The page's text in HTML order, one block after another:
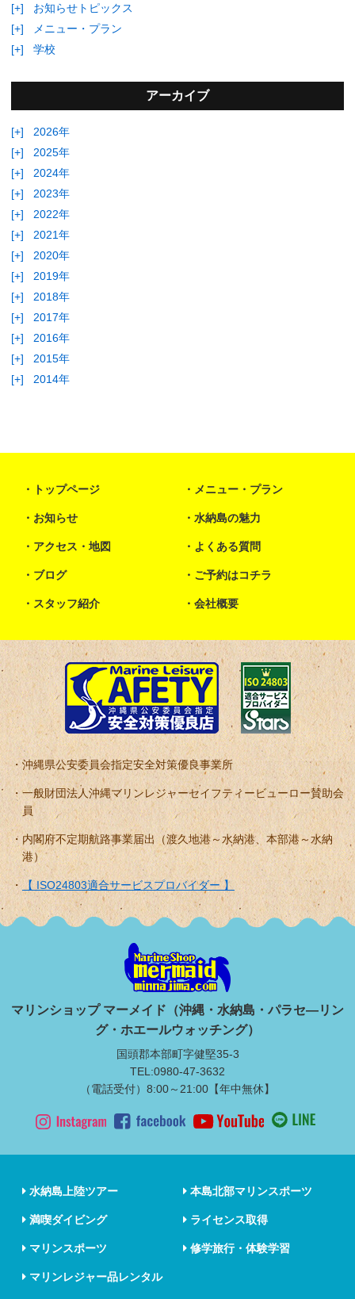
[+]
お知らせトピックス
[+]
メニュー・プラン
[+]
学校
アーカイブ
[+]
2026年
[+]
2025年
[+]
2024年
[+]
2023年
[+]
2022年
[+]
2021年
[+]
2020年
[+]
2019年
[+]
2018年
[+]
2017年
[+]
2016年
[+]
2015年
[+]
2014年
トップページ メニュー・プラン
お知らせ 水納島の魅力
アクセス・地図 よくある質問
ブログ ご予約はコチラ
スタッフ紹介 会社概要
沖縄県公安委員会指定安全対策優良事業所
一般財団法人沖縄マリンレジャーセイフティービューロー賛助会
員
内閣府不定期航路事業届出（渡久地港～水納港、本部港～水納
港）
【 ISO24803適合サービスプロバイダー 】
マリンショップ マーメイド（沖縄・水納島・パラセ―リン
グ・ホエールウォッチング）
国頭郡本部町字健堅35-3
TEL:0980-47-3632
（電話受付）8:00～21:00【年中無休】
水納島上陸ツアー 本島北部マリンスポーツ
満喫ダイビング ライセンス取得
マリンスポーツ 修学旅行・体験学習
マリンレジャー品レンタル